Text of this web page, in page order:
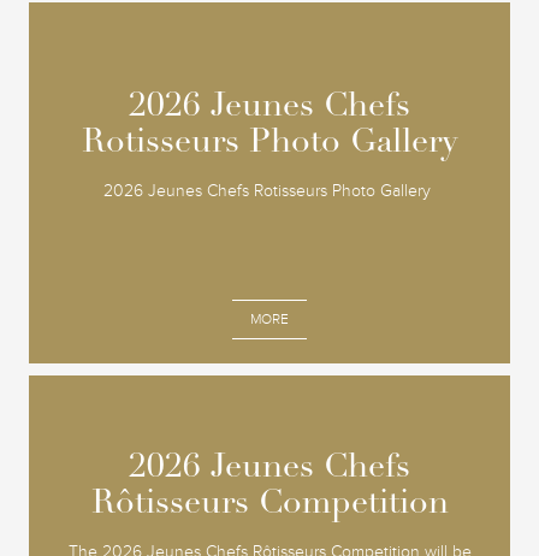
2026 Jeunes Chefs
Rotisseurs Photo Gallery
2026 Jeunes Chefs Rotisseurs Photo Gallery
MORE
2026 Jeunes Chefs
Rotisseurs Photo Gallery
2026 Jeunes Chefs
Rôtisseurs Competition
The 2026 Jeunes Chefs Rôtisseurs Competition will be
2026 Jeunes Chefs
Rôtisseurs Competition